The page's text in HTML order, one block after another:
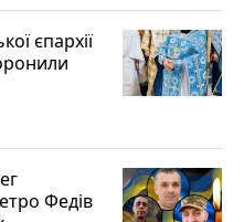
єпархії
Федів